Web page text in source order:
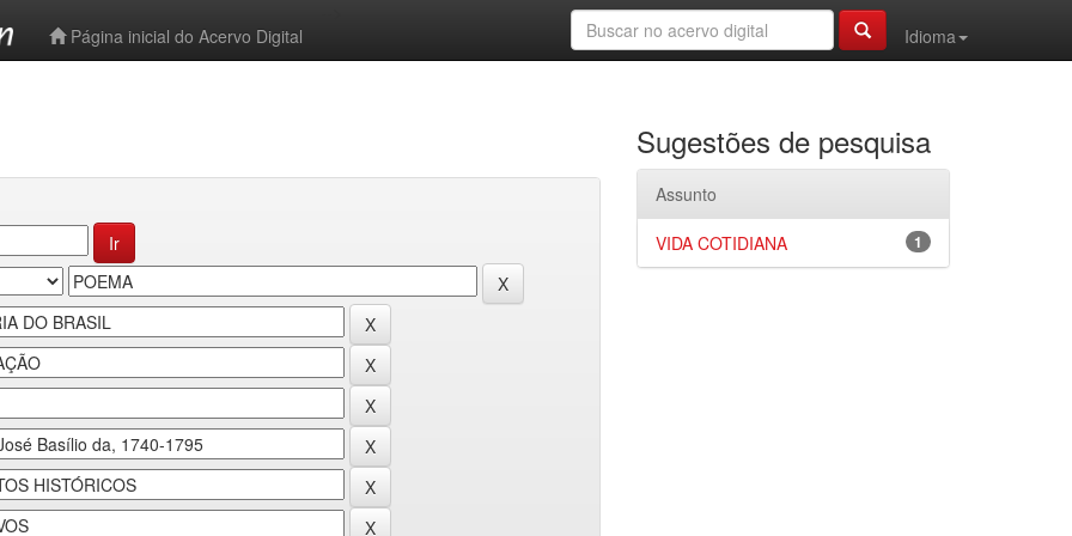
Página inicial do Acervo Digital
Idioma
Sugestões de pesquisa
Assunto
1
VIDA COTIDIANA